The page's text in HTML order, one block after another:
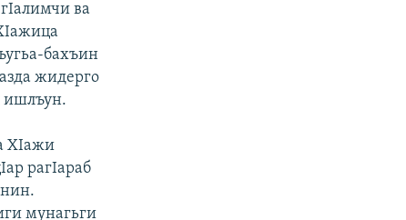
гIалимчи ва
бахъин
жидерго
ишлъун.
ХIажи
рагIараб
мунагьги